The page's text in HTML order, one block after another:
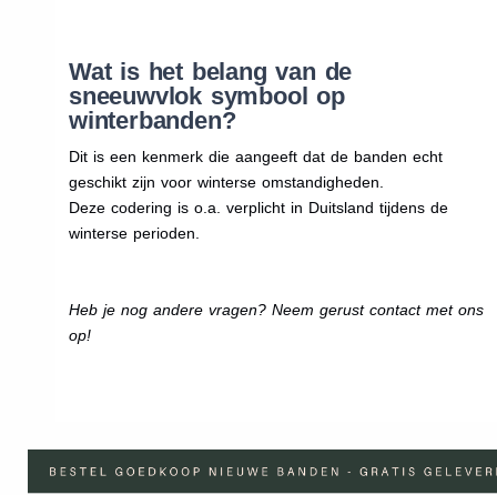
Wat is het belang van de
sneeuwvlok symbool op
winterbanden?
Dit is een kenmerk die aangeeft dat de banden echt
geschikt zijn voor winterse omstandigheden.
Deze codering is o.a. verplicht in Duitsland tijdens de
winterse perioden.
Heb je nog andere vragen? Neem gerust contact met ons
op!